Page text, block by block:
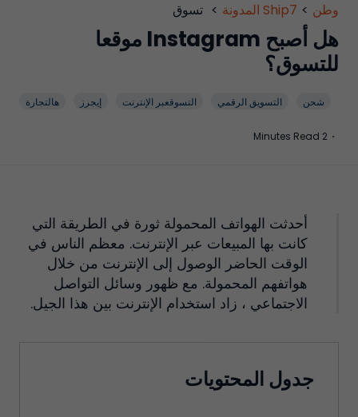
وطن > Ship7 المدونة > تسوق
هل أصبح Instagram موقعا
للتسوق؟
شحن التسويق الرقمي التسوقعبر الإنترنت إيجرز هالتجارة
·
2 Minutes Read
أحدثت الهواتف المحمولة ثورة في الطريقة التي
كانت بها المبيعات عبر الإنترنت. معظم الناس في
الوقت الحاضر الوصول إلى الإنترنت من خلال
هواتفهم المحمولة. مع ظهور وسائل التواصل
الاجتماعي ، زاد استخدام الإنترنت بين هذا الجيل.
جدول المحتويات